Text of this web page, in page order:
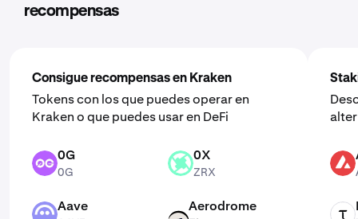
recompensas
Consigue recompensas en Kraken
Tokens con los que puedes operar en
Kraken o que puedes usar en DeFi
0G 0G
0G
ZRX 0X
ZRX
AAVE Aave
Aerodrome
AVAX
TAO